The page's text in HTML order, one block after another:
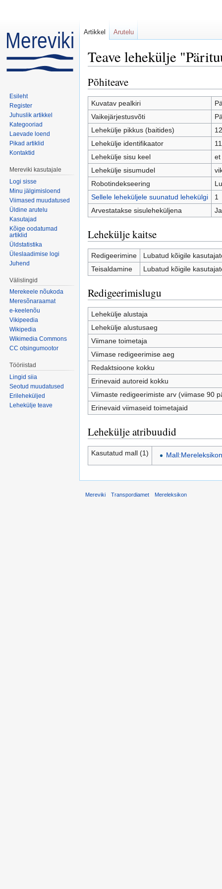
Teave lehekülje
Põhiteave
Kuvatav pealkiri
Vaikejärjestusvõti
Lehekülje pikkus (baitides)
Lehekülje identifikaator
Lehekülje sisu keel
et
Lehekülje sisumudel
Robotindekseering
Sellele leheküljele suunatud lehekülgi
1
Arvestatakse sisuleheküljena
Lehekülje kaitse
Redigeerimine
Lubatud kõigile
Teisaldamine
Lubatud kõigile
Redigeerimislugu
Lehekülje alustaja
Lehekülje alustusaeg
Viimane toimetaja
Viimase redigeerimise aeg
Redaktsioone kokku
Erinevaid autoreid kokku
Viimaste redigeerimiste arv (viimase 90
Erinevaid viimaseid toimetajaid
Lehekülje atribuudid
Kasutatud mall (1) Mall:Mereleksikon
Artikkel Arutelu
Esileht
Register
Juhuslik artikkel
Kategooriad
Laevade loend
Pikad artiklid
Kontaktid
Mereviki kasutajale
Logi sisse
Minu jälgimisloend
Viimased muudatused
Üldine arutelu
Kasutajad
Kõige oodatumad
artiklid
Üldstatistika
Üleslaadimise logi
Juhend
Välislingid
Merekeele nõukoda
Meresõnaraamat
e-keelenõu
Vikipeedia
Wikipedia
Wikimedia Commons
CC otsingumootor
Tööriistad
Lingid siia
Seotud muudatused
Erileheküljed
Lehekülje teave
Mereviki Transpordiamet Mereleksikon